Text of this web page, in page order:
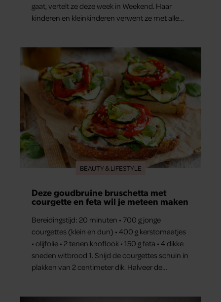
gaat, vertelt ze deze week in Weekend. Haar
kinderen en kleinkinderen verwent ze met alle
BEAUTY & LIFESTYLE
Deze goudbruine bruschetta met
courgette en feta wil je meteen maken
Bereidingstijd: 20 minuten • 700 g jonge
courgettes (klein en dun) • 400 g kerstomaatjes
• olijfolie • 2 tenen knoflook • 150 g feta • 4 dikke
sneden witbrood 1. Snijd de courgettes schuin in
plakken van 2 centimeter dik. Halveer de